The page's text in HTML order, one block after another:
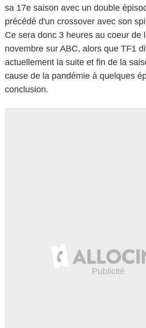
sa 17e saison avec un double
précédé d'un crossover avec son
Ce sera donc 3 heures au coeur de
novembre sur ABC, alors que TF1
actuellement la suite et fin de la
cause de la pandémie à quelques
conclusion.